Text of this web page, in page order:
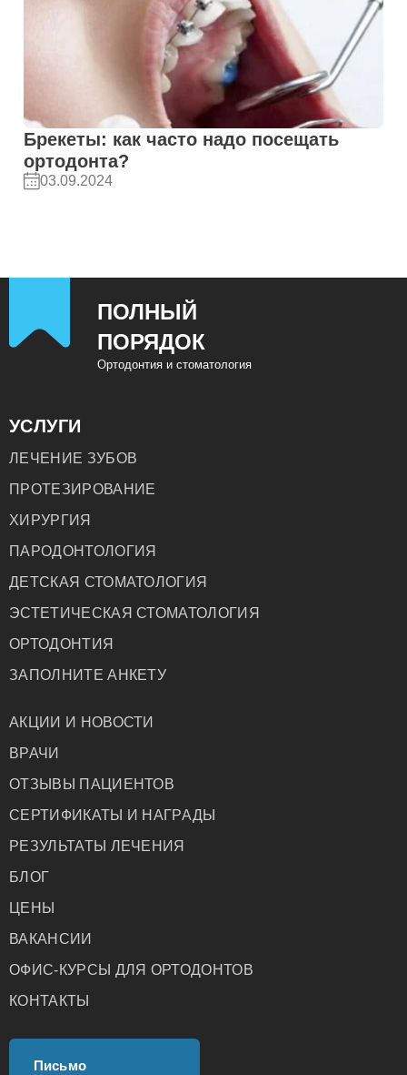
Брекеты: как часто надо посещать
ортодонта?
03.09.2024
ПОЛНЫЙ
ПОРЯДОК
Ортодонтия и стоматология
УСЛУГИ
ЛЕЧЕНИЕ ЗУБОВ
ПРОТЕЗИРОВАНИЕ
ХИРУРГИЯ
ПАРОДОНТОЛОГИЯ
ДЕТСКАЯ СТОМАТОЛОГИЯ
ЭСТЕТИЧЕСКАЯ СТОМАТОЛОГИЯ
ОРТОДОНТИЯ
ЗАПОЛНИТЕ АНКЕТУ
АКЦИИ И НОВОСТИ
ВРАЧИ
ОТЗЫВЫ ПАЦИЕНТОВ
СЕРТИФИКАТЫ И НАГРАДЫ
РЕЗУЛЬТАТЫ ЛЕЧЕНИЯ
БЛОГ
ЦЕНЫ
ВАКАНСИИ
ОФИС-КУРСЫ ДЛЯ ОРТОДОНТОВ
КОНТАКТЫ
Письмо